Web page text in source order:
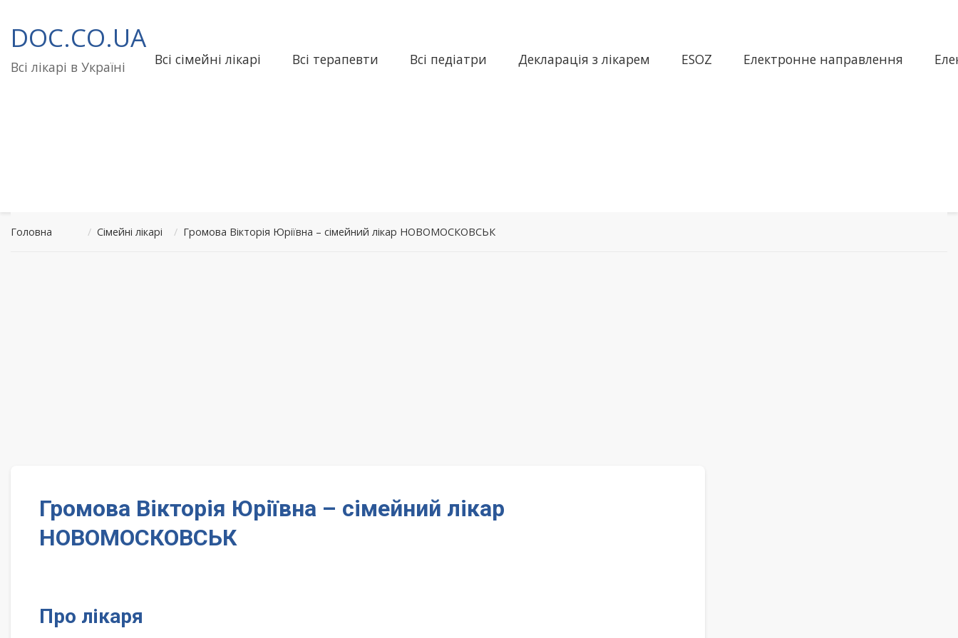
до
вмісту
DOC.CO.UA
Всі лікарі в Україні Всі сімейні лікарі Всі терапевти Всі педіатри Декларація з лікарем ESOZ Електронне направлення
Головна / Сімейні лікарі / Громова Вікторія Юріївна – сімейний лікар НОВОМОСКОВСЬК
Громова Вікторія Юріївна – сімейний лікар
НОВОМОСКОВСЬК
Про лікаря